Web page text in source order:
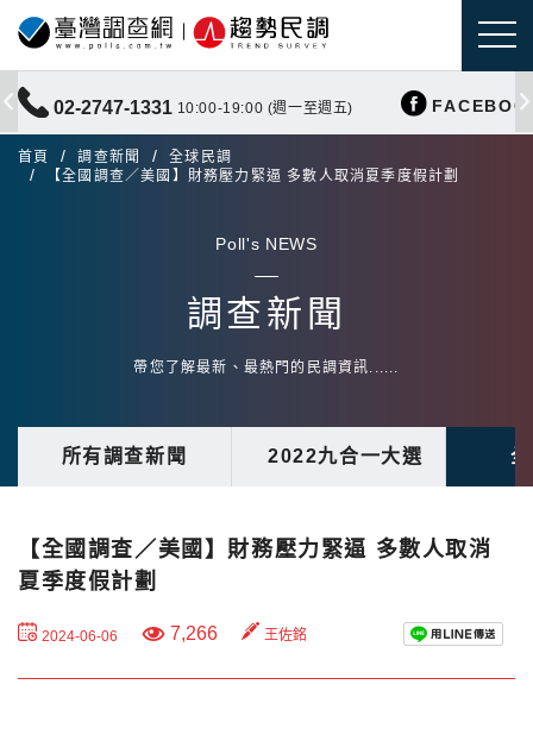
02-2747-1331 10:00-19:00 (週一至週五)
首頁 調查新聞
全球民調
【全國調查／美國】財務壓力緊逼 多數人取消夏季度假計劃
Poll's NEWS
調查新聞
帶您了解最新、最熱門的民調資訊......
所有調查新聞 2022九合一大選
【全國調查／美國】財務壓力緊逼 多數人取消
夏季度假計劃
2024-06-06 7,266 王佐銘